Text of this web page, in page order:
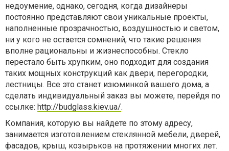
недоумение, однако, сегодня, когда дизайнеры
постоянно представляют свои уникальные проекты,
наполненные прозрачностью, воздушностью и светом,
ни у кого не остается сомнений, что такие решения
вполне рациональны и жизнеспособны. Стекло
перестало быть хрупким, оно подходит для создания
таких мощных конструкций как двери, перегородки,
лестницы. Все это станет изюминкой вашего дома, а
сделать индивидуальный заказ вы можете, перейдя по
ссылке: http://budglass.kiev.ua/.
Компания, которую вы найдете по этому адресу,
занимается изготовлением стеклянной мебели, дверей,
фасадов, крыш, козырьков на протяжении многих лет.